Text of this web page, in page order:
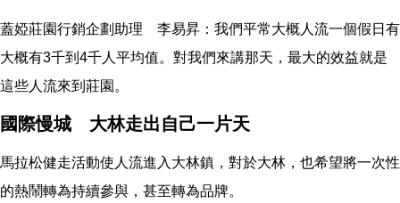
蓋婭莊園行銷企劃助理 李易昇：我們平常大概人流一個假日有
大概有3千到4千人平均值。對我們來講那天，最大的效益就是
這些人流來到莊園。
國際慢城 大林走出自己一片天
馬拉松健走活動使人流進入大林鎮，對於大林，也希望將一次性
的熱鬧轉為持續參與，甚至轉為品牌。